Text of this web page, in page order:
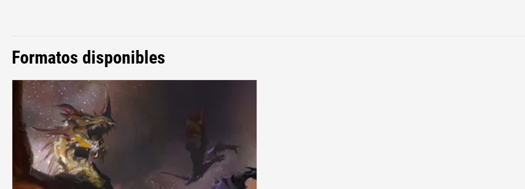
Formatos disponibles